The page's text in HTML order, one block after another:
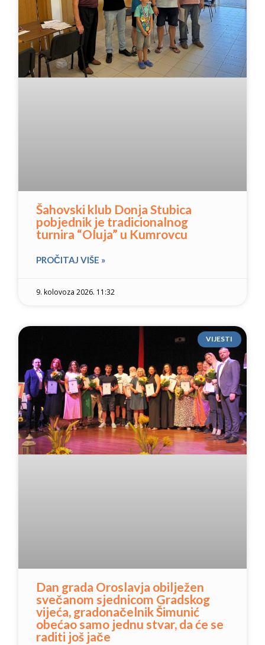
Šahovski klub Donja Stubica
pobjednik je tradicionalnog
turnira “Oluja” u Kumrovcu
PROČITAJ VIŠE »
9. kolovoza 2026. 11:32
VIJESTI
Dan grada Oroslavja obilježen
svečanom sjednicom Gradskog
vijeća, gradonačelnik Šimunić
obećao samo jednu stvar, da će se
raditi još jače